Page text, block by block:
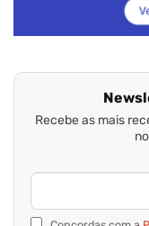
Recebe as mais